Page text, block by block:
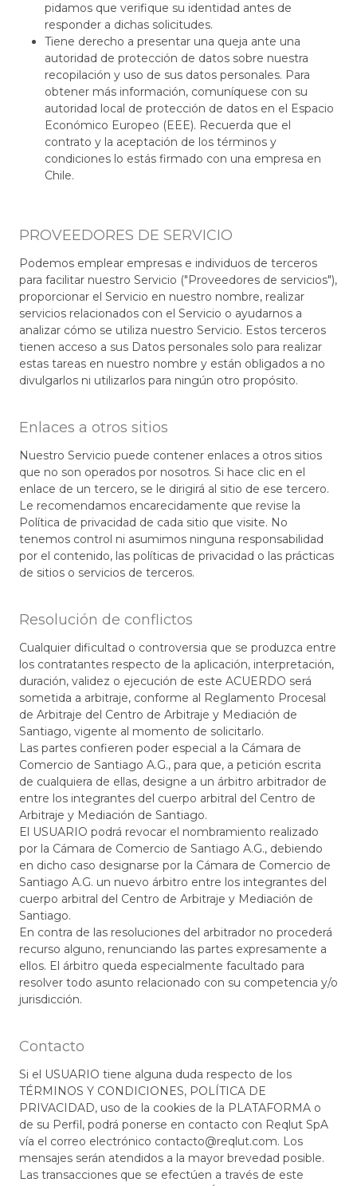
pidamos que verifique su identidad antes de
responder a dichas solicitudes.
Tiene derecho a presentar una queja ante una
autoridad de protección de datos sobre nuestra
recopilación y uso de sus datos personales. Para
obtener más información, comuníquese con su
autoridad local de protección de datos en el Espacio
Económico Europeo (EEE). Recuerda que el
contrato y la aceptación de los términos y
condiciones lo estás firmado con una empresa en
Chile.
PROVEEDORES DE SERVICIO
Podemos emplear empresas e individuos de terceros
para facilitar nuestro Servicio ("Proveedores de servicios"),
proporcionar el Servicio en nuestro nombre, realizar
servicios relacionados con el Servicio o ayudarnos a
analizar cómo se utiliza nuestro Servicio. Estos terceros
tienen acceso a sus Datos personales solo para realizar
estas tareas en nuestro nombre y están obligados a no
divulgarlos ni utilizarlos para ningún otro propósito.
Enlaces a otros sitios
Nuestro Servicio puede contener enlaces a otros sitios
que no son operados por nosotros. Si hace clic en el
enlace de un tercero, se le dirigirá al sitio de ese tercero.
Le recomendamos encarecidamente que revise la
Política de privacidad de cada sitio que visite. No
tenemos control ni asumimos ninguna responsabilidad
por el contenido, las políticas de privacidad o las prácticas
de sitios o servicios de terceros.
Resolución de conflictos
Cualquier dificultad o controversia que se produzca entre
los contratantes respecto de la aplicación, interpretación,
duración, validez o ejecución de este ACUERDO será
sometida a arbitraje, conforme al Reglamento Procesal
de Arbitraje del Centro de Arbitraje y Mediación de
Santiago, vigente al momento de solicitarlo.
Las partes confieren poder especial a la Cámara de
Comercio de Santiago A.G., para que, a petición escrita
de cualquiera de ellas, designe a un árbitro arbitrador de
entre los integrantes del cuerpo arbitral del Centro de
Arbitraje y Mediación de Santiago.
El USUARIO podrá revocar el nombramiento realizado
por la Cámara de Comercio de Santiago A.G., debiendo
en dicho caso designarse por la Cámara de Comercio de
Santiago A.G. un nuevo árbitro entre los integrantes del
cuerpo arbitral del Centro de Arbitraje y Mediación de
Santiago.
En contra de las resoluciones del arbitrador no procederá
recurso alguno, renunciando las partes expresamente a
ellos. El árbitro queda especialmente facultado para
resolver todo asunto relacionado con su competencia y/o
jurisdicción.
Contacto
Si el USUARIO tiene alguna duda respecto de los
TÉRMINOS Y CONDICIONES, POLÍTICA DE
PRIVACIDAD, uso de la cookies de la PLATAFORMA o
de su Perfil, podrá ponerse en contacto con Reqlut SpA
vía el correo electrónico contacto@reqlut.com. Los
mensajes serán atendidos a la mayor brevedad posible.
Las transacciones que se efectúen a través de este